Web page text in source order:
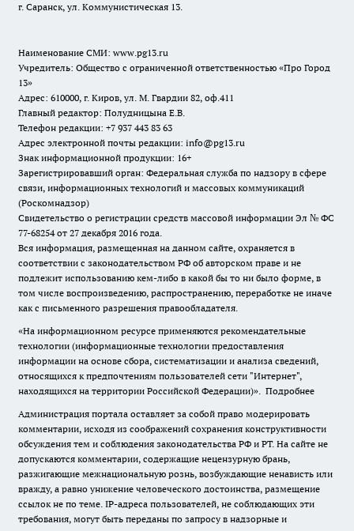
г. Саранск, ул. Коммунистическая 13.
Наименование СМИ: www.pg13.ru
Учредитель: Общество с ограниченной ответственностью «Про Город
13»
Адрес: 610000, г. Киров, ул. М. Гвардии 82, оф.411
Главный редактор: Полудницына Е.В.
Телефон редакции: +7 937 443 83 63
Адрес электронной почты редакции: info@pg13.ru
Знак информационной продукции: 16+
Зарегистрировавший орган: Федеральная служба по надзору в сфере
связи, информационных технологий и массовых коммуникаций
(Роскомнадзор)
Свидетельство о регистрации средств массовой информации Эл № ФС
77-68254 от 27 декабря 2016 года.
Вся информация, размещенная на данном сайте, охраняется в
соответствии с законодательством РФ об авторском праве и не
подлежит использованию кем-либо в какой бы то ни было форме, в
том числе воспроизведению, распространению, переработке не иначе
как с письменного разрешения правообладателя.
«На информационном ресурсе применяются рекомендательные
технологии (информационные технологии предоставления
информации на основе сбора, систематизации и анализа сведений,
относящихся к предпочтениям пользователей сети "Интернет",
находящихся на территории Российской Федерации)». Подробнее
Администрация портала оставляет за собой право модерировать
комментарии, исходя из соображений сохранения конструктивности
обсуждения тем и соблюдения законодательства РФ и РТ. На сайте не
допускаются комментарии, содержащие нецензурную брань,
разжигающие межнациональную рознь, возбуждающие ненависть или
вражду, а равно унижение человеческого достоинства, размещение
ссылок не по теме. IP-адреса пользователей, не соблюдающих эти
требования, могут быть переданы по запросу в надзорные и